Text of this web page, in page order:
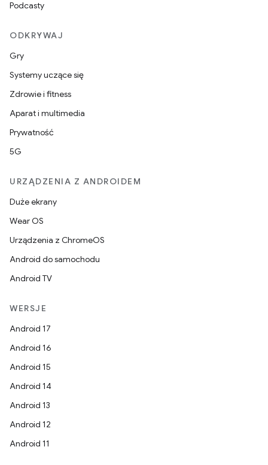
Podcasty
ODKRYWAJ
Gry
Systemy uczące się
Zdrowie i fitness
Aparat i multimedia
Prywatność
5G
URZĄDZENIA Z ANDROIDEM
Duże ekrany
Wear OS
Urządzenia z ChromeOS
Android do samochodu
Android TV
WERSJE
Android 17
Android 16
Android 15
Android 14
Android 13
Android 12
Android 11